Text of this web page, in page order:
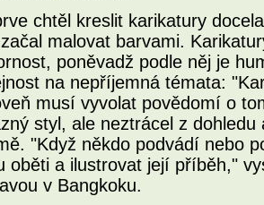
chtěl kreslit karikatury
malovat barvami.
poněvadž podle něj je
na nepříjemná témata:
musí vyvolat povědomí o
styl, ale neztrácel z
"Když někdo podvádí nebo
oběti a ilustrovat její příběh,"
v Bangkoku.